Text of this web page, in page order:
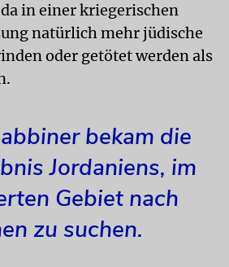
in einer kriegerischen
natürlich mehr jüdische
oder getötet werden als
bekam die
Jordaniens, im
Gebiet nach
zu suchen.